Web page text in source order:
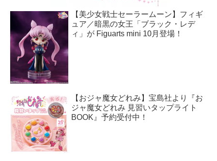
【美少女戦士セーラームーン】フィギ
ュア／暗黒の女王「ブラック・レデ
ィ」が Figuarts mini 10月登場！
【おジャ魔女どれみ】宝島社より『お
ジャ魔女どれみ 見習いタップライト
BOOK』予約受付中！